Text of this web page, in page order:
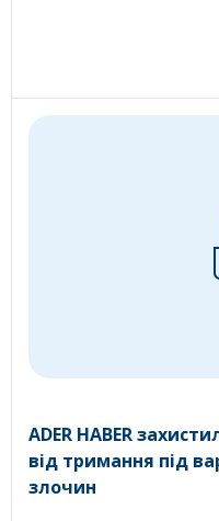
ADER HABER
від тримання під
злочин